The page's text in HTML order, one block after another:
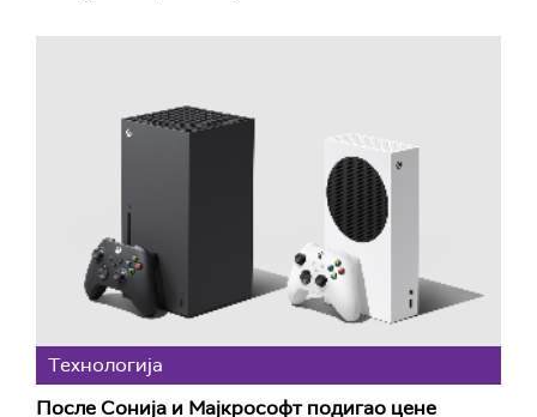
Технологијa
После Сонија и Мајкрософт подигао цене